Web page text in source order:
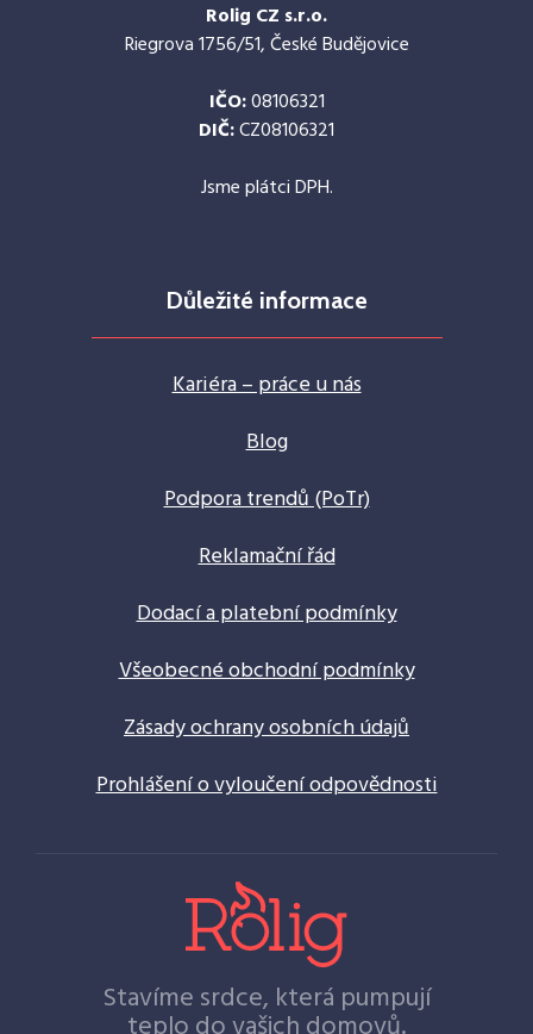
Rolig CZ s.r.o.
Riegrova 1756/51, České Budějovice
IČO:08106321
DIČ:CZ08106321
Jsme plátci DPH.
Důležité informace
Kariéra – práce u nás
Blog
Podpora trendů (PoTr)
Reklamační řád
Dodací a platební podmínky
Všeobecné obchodní podmínky
Zásady ochrany osobních údajů
Prohlášení o vyloučení odpovědnosti
Stavíme srdce, která pumpují